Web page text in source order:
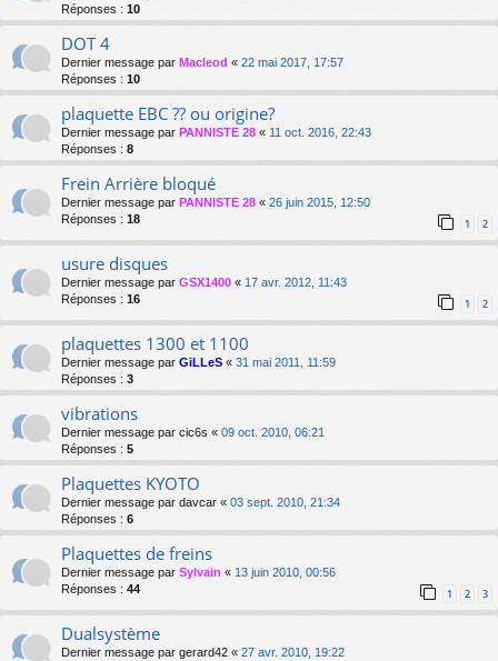
Réponses : 10
DOT 4
Dernier message par Macleod « 22 mai 2017, 17:57
Réponses : 10
plaquette EBC ?? ou origine?
Dernier message par PANNISTE 28 « 11 oct. 2016, 22:43
Réponses : 8
Frein Arrière bloqué
Dernier message par PANNISTE 28 « 26 juin 2015, 12:50
Réponses : 18 1 2
usure disques
Dernier message par GSX1400 « 17 avr. 2012, 11:43
Réponses : 16 1 2
plaquettes 1300 et 1100
Dernier message par GiLLeS « 31 mai 2011, 11:59
Réponses : 3
vibrations
Dernier message par cic6s « 09 oct. 2010, 06:21
Réponses : 5
Plaquettes KYOTO
Dernier message par davcar « 03 sept. 2010, 21:34
Réponses : 6
Plaquettes de freins
Dernier message par Sylvain « 13 juin 2010, 00:56
Réponses : 44 1 2 3
Dualsystème
Dernier message par gerard42 « 27 avr. 2010, 19:22